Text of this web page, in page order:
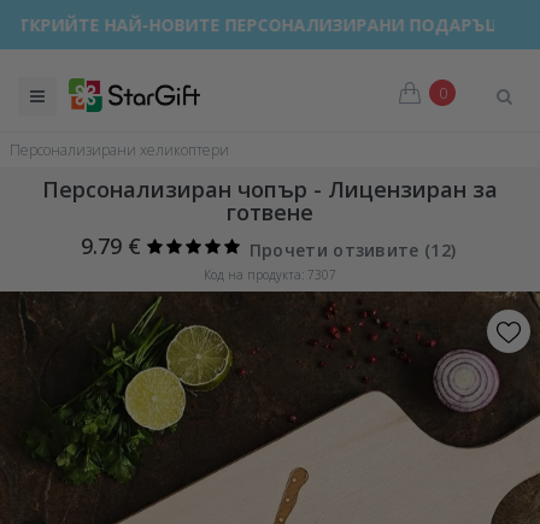
НАЙ-НОВИТЕ ПЕРСОНАЛИЗИРАНИ ПОДАРЪЦИ!
0
Персонализирани хеликоптери
Персонализиран чопър - Лицензиран за
готвене
9.79 €
Прочети отзивите (12)
Код на продукта: 7307